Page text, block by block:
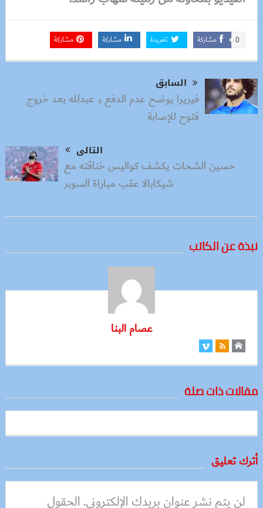
مشاركة 0 تغريدة مشاركة مشاركة
السابق
فيريرا يوضح عدم الدفع بـ عبدلله بعد خروج
فتوح للإصابة
التالى
حسين الشحات يكشف كواليس خناقته مع
شيكابالا عقب مباراة السوبر
نبذة عن الكاتب
عصام البنا
مقالات ذات صلة
أترك تعليق
لن يتم نشر عنوان بريدك الإلكتروني.الحقول